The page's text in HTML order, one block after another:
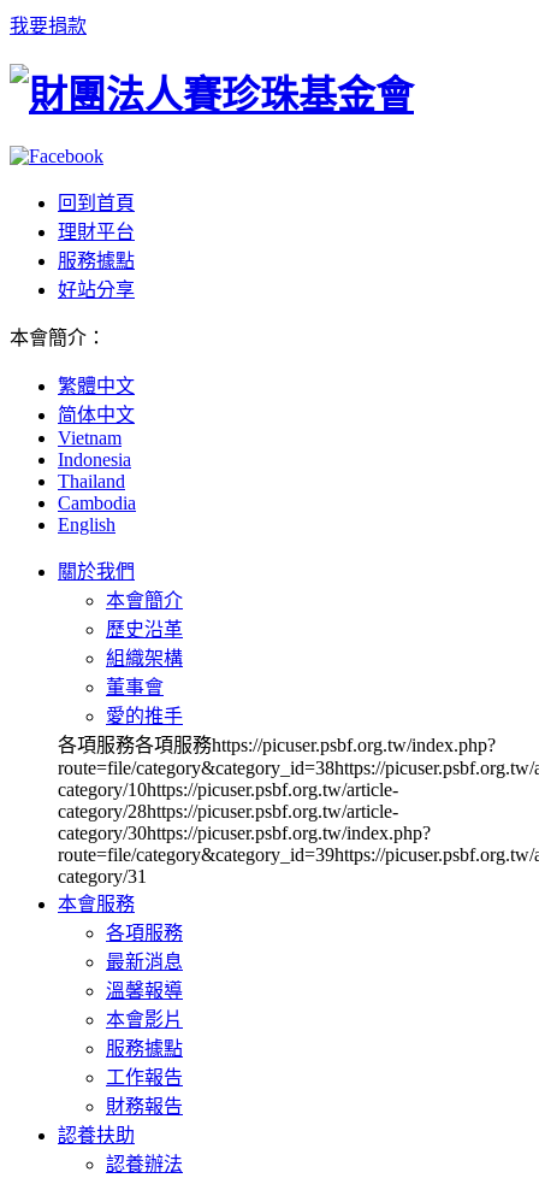
我要捐款
回到首頁
理財平台
服務據點
好站分享
本會簡介 ：
繁體中文
简体中文
Vietnam
Indonesia
Thailand
Cambodia
English
關於我們
本會簡介
歷史沿革
組織架構
董事會
愛的推手
各項服務各項服務https://picuser.psbf.org.tw/index.php?
route=file/category&category_id=38https://picuser.psbf.org.tw/
category/10https://picuser.psbf.org.tw/article-
category/28https://picuser.psbf.org.tw/article-
category/30https://picuser.psbf.org.tw/index.php?
route=file/category&category_id=39https://picuser.psbf.org.tw/
category/31
本會服務
各項服務
最新消息
溫馨報導
本會影片
服務據點
工作報告
財務報告
認養扶助
認養辦法